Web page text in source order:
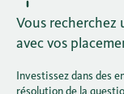
Vous recherchez
avec vos
Investissez dans des
résolution de la